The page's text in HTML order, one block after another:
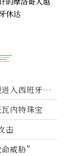
入西班牙休
内特珠宝
击
威胁”
休达